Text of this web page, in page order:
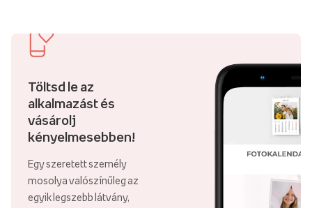
Töltsd le az
alkalmazást és
vásárolj
kényelmesebben!
Egy szeretett személy
mosolya valószínűleg az
egyik legszebb látvány,